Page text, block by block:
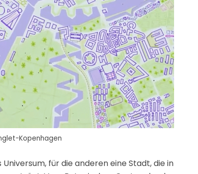
Kopenhagen
für die anderen eine Stadt, die in